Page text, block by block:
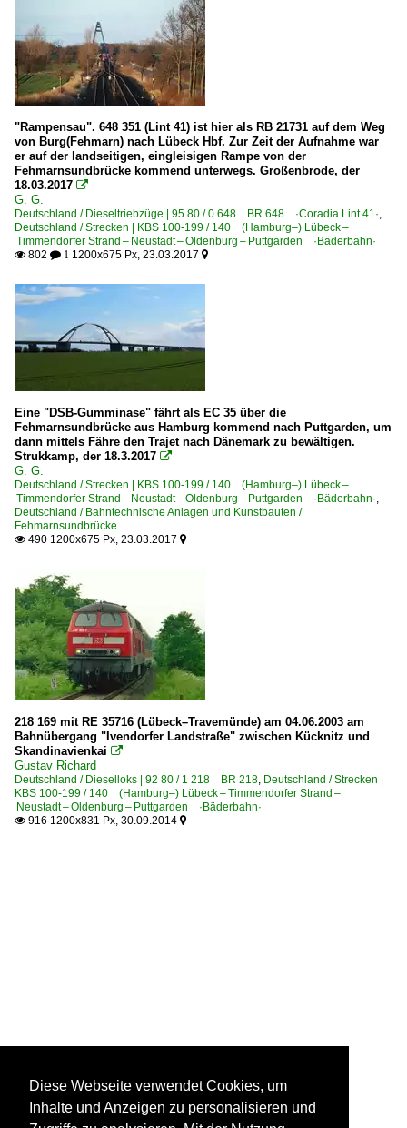
"Rampensau". 648 351 (Lint 41) ist hier als RB 21731 auf dem Weg
von Burg(Fehmarn) nach Lübeck Hbf. Zur Zeit der Aufnahme war
er auf der landseitigen, eingleisigen Rampe von der
Fehmarnsundbrücke kommend unterwegs. Großenbrode, der
18.03.2017 
G. G.
Deutschland / Dieseltriebzüge | 95 80 / 0 648 BR 648 ·Coradia Lint 41·,
Deutschland / Strecken | KBS 100-199 / 140 (Hamburg–) Lübeck –
Timmendorfer Strand – Neustadt – Oldenburg – Puttgarden ·Bäderbahn·
 802  1 1200x675 Px, 23.03.2017 
Eine "DSB-Gumminase" fährt als EC 35 über die
Fehmarnsundbrücke aus Hamburg kommend nach Puttgarden, um
dann mittels Fähre den Trajet nach Dänemark zu bewältigen.
Strukkamp, der 18.3.2017 
G. G.
Deutschland / Strecken | KBS 100-199 / 140 (Hamburg–) Lübeck –
Timmendorfer Strand – Neustadt – Oldenburg – Puttgarden ·Bäderbahn·,
Deutschland / Bahntechnische Anlagen und Kunstbauten /
Fehmarnsundbrücke
 490 1200x675 Px, 23.03.2017 
218 169 mit RE 35716 (Lübeck–Travemünde) am 04.06.2003 am
Bahnübergang "Ivendorfer Landstraße" zwischen Kücknitz und
Skandinavienkai 
Gustav Richard
Deutschland / Dieselloks | 92 80 / 1 218 BR 218, Deutschland / Strecken |
KBS 100-199 / 140 (Hamburg–) Lübeck – Timmendorfer Strand –
Neustadt – Oldenburg – Puttgarden ·Bäderbahn·
 916 1200x831 Px, 30.09.2014 
Diese Webseite verwendet Cookies, um
Inhalte und Anzeigen zu personalisieren und